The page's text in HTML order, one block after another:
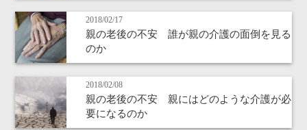
2018/02/17
親の老後の不安 誰が親の介護の面倒を見る
のか
2018/02/08
親の老後の不安 親にはどのような介護が必
要になるのか